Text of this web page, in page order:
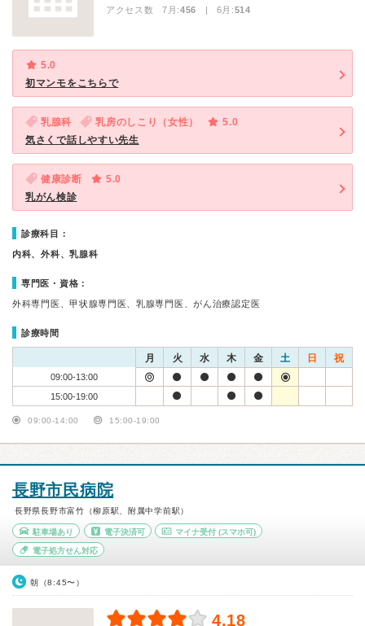
アクセス数 7月:456 | 6月:514
5.0
初マンモをこちらで
乳腺科 乳房のしこり（女性）
5.0
気さくで話しやすい先生
健康診断
5.0
乳がん検診
診療科目：
内科、外科、乳腺科
専門医・資格：
外科専門医、甲状腺専門医、乳腺専門医、がん治療認定医
診療時間
月 火 水 木 金 土 日 祝
09:00-13:00
15:00-19:00
09:00-14:00 15:00-19:00
長野市民病院
長野県長野市富竹（柳原駅、附属中学前駅）
駐車場あり 電子決済可 マイナ受付 (スマホ可)
電子処方せん対応
朝（8:45〜）
4.18